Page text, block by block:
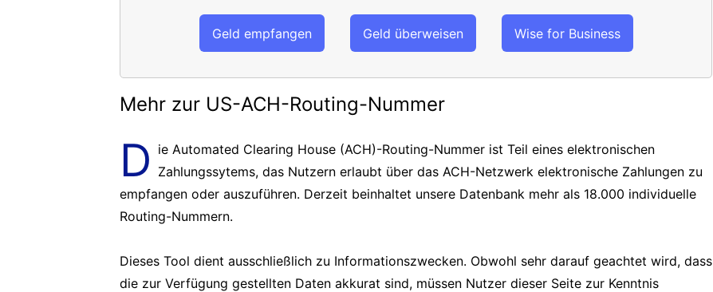
Geld empfangen Geld überweisen Wise for Business
Mehr zur US-ACH-Routing-Nummer
D ie Automated Clearing House (ACH)-Routing-Nummer ist Teil eines elektronischen
Zahlungssytems, das Nutzern erlaubt über das ACH-Netzwerk elektronische Zahlungen zu
empfangen oder auszuführen. Derzeit beinhaltet unsere Datenbank mehr als 18.000 individuelle
Routing-Nummern.
Dieses Tool dient ausschließlich zu Informationszwecken. Obwohl sehr darauf geachtet wird, dass
die zur Verfügung gestellten Daten akkurat sind, müssen Nutzer dieser Seite zur Kenntnis